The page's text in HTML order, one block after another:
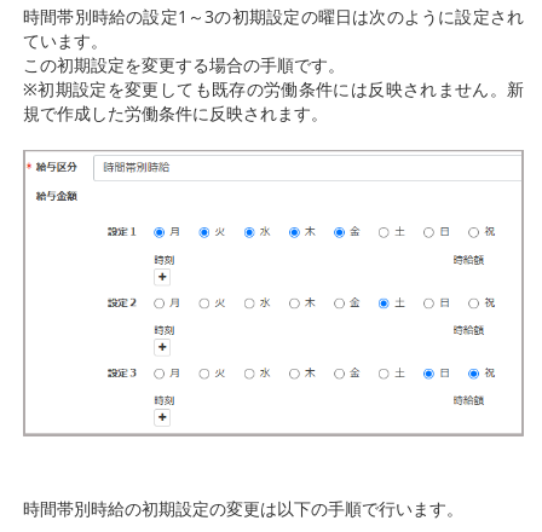
時間帯別時給の設定1～3の初期設定の曜日は次のように設定され
ています。
この初期設定を変更する場合の手順です。
※初期設定を変更しても既存の労働条件には反映されません。新
規で作成した労働条件に反映されます。
時間帯別時給の初期設定の変更は以下の手順で行います。